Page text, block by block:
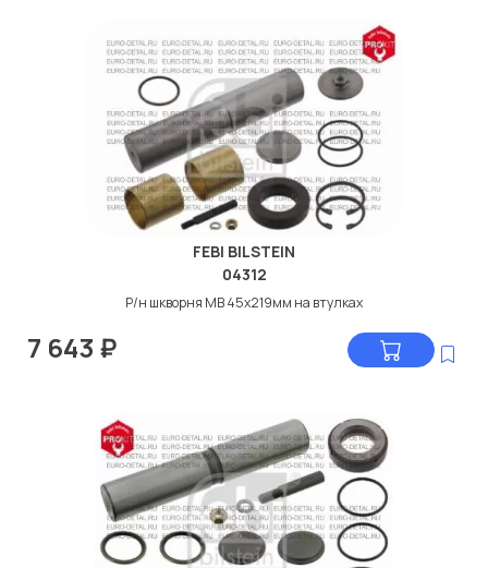
FEBI BILSTEIN
04312
Р/н шкворня МВ 45x219мм на втулках
7 643 ₽